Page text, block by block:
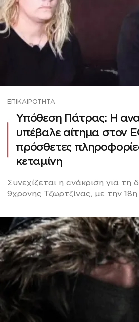
ΕΠΙΚΑΙΡΌΤΗΤΑ
Υπόθεση Πάτρας: Η
υπέβαλε αίτημα στον
πρόσθετες
κεταμίνη
Συνεχίζεται η ανάκριση για τη
9χρονης Τζωρτζίνας, με την 18η